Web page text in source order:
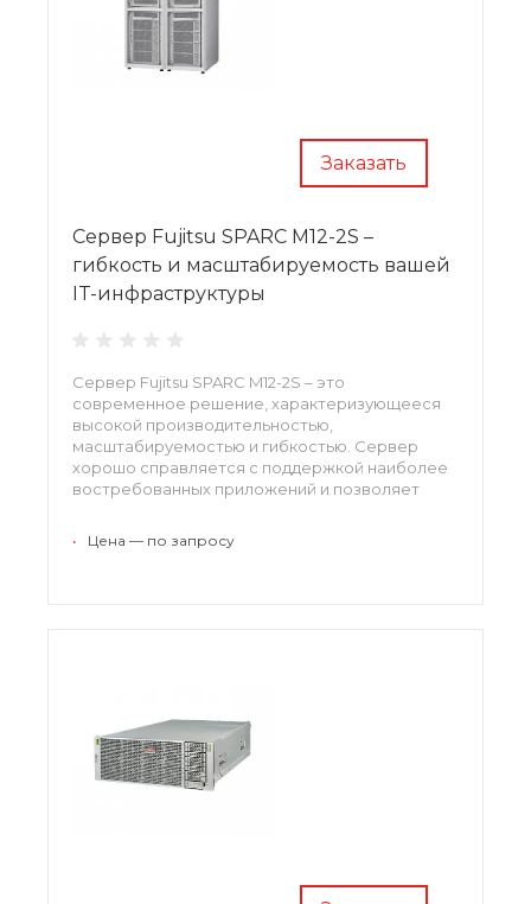
Заказать
Сервер Fujitsu SPARC M12-2S –
гибкость и масштабируемость вашей
IT-инфраструктуры
Сервер Fujitsu SPARC M12-2S – это
современное решение, характеризующееся
высокой производительностью,
масштабируемостью и гибкостью. Сервер
хорошо справляется с поддержкой наиболее
востребованных приложений и позволяет
благодаря системе жидкостного охлаждения.
• Цена — по запросу